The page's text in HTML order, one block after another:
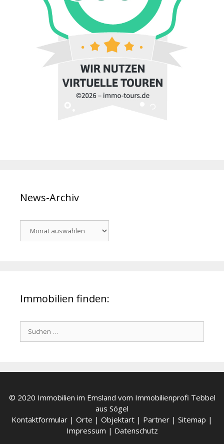
News-Archiv
Archiv
Immobilien finden:
nach:
© 2020 Immobilien im Emsland vom Immobilienprofi Tebbel
aus Sögel
Kontaktformular | Orte | Objektart | Partner | Sitemap |
Impressum | Datenschutz